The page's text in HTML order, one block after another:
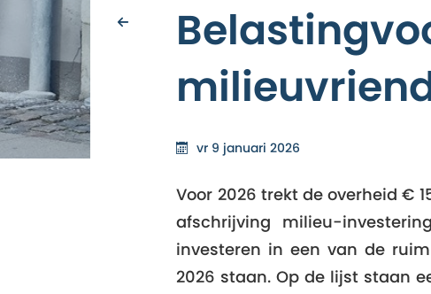
vr 9 januari 2026
Voor 2026 trekt de overheid €
afschrijving milieu-
investeren in een van de
2026 staan. Op de lijst staan